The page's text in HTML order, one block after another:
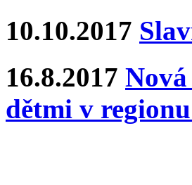
10.10.2017
16.8.2017
dětmi v